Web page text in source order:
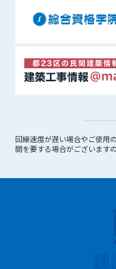
回線速度が遅い場合やご使用
間を要する場合がございます
できるものとします。こ
被った損害について管
第9条（会員の個人情報）
会員の氏名、住所、性別
ビスの提供に関連して管
(1) 会員が、自己の個人
(2) 個々の会員を特定で